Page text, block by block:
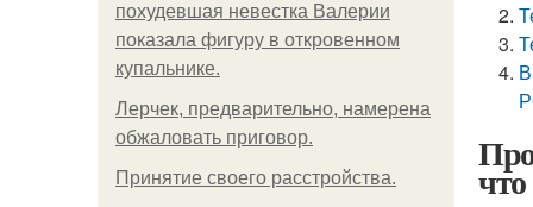
похудевшая невестка Валерии
показала фигуру в откровенном
купальнике.
Лерчек, предварительно, намерена
обжаловать приговор.
Принятие своего расстройства.